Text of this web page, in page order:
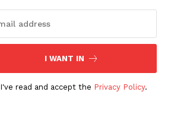
I WANT IN
I've read and accept the Privacy Policy.